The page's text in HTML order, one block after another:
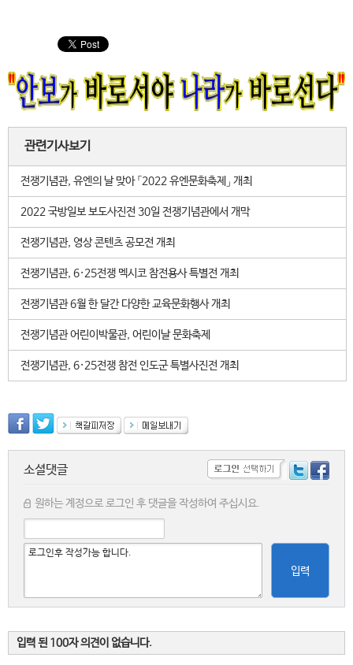
관련기사보기
전쟁기념관, 유엔의 날 맞아 「2022 유엔문화축제」 개최
2022 국방일보 보도사진전 30일 전쟁기념관에서 개막
전쟁기념관, 영상 콘텐츠 공모전 개최
전쟁기념관, 6·25전쟁 멕시코 참전용사 특별전 개최
전쟁기념관 6월 한 달간 다양한 교육문화행사 개최
전쟁기념관 어린이박물관, 어린이날 문화축제
전쟁기념관, 6·25전쟁 참전 인도군 특별사진전 개최
소셜댓글
원하는 계정으로 로그인 후 댓글을 작성하여 주십시요.
입력
입력 된 100자 의견이 없습니다.